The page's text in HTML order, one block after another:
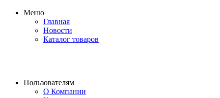
Меню
Главная
Новости
Каталог товаров
Пользователям
О Компании